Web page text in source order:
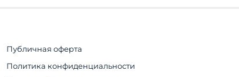
Публичная оферта
Политика конфиденциальности